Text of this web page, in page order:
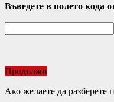
Въведете в полето кода
Продължи
Ако желаете да разберете